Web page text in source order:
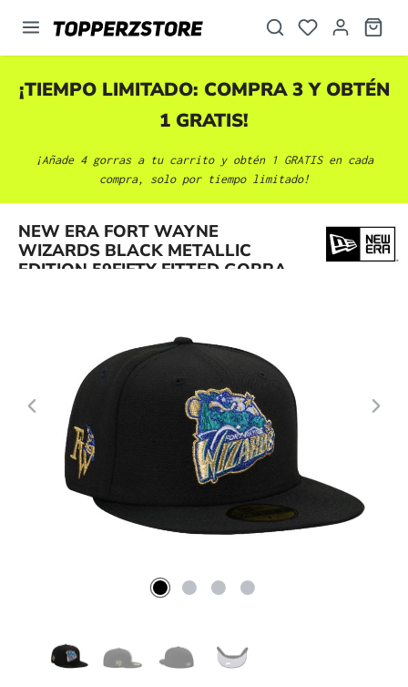
principal
¡TIEMPO LIMITADO: COMPRA 3 Y OBTÉN
1 GRATIS!
¡Añade 4 gorras a tu carrito y obtén 1 GRATIS en cada
compra, solo por tiempo limitado!
NEW ERA FORT WAYNE
WIZARDS BLACK METALLIC
EDITION 59FIFTY FITTED GORRA
Omitir galería de imágenes